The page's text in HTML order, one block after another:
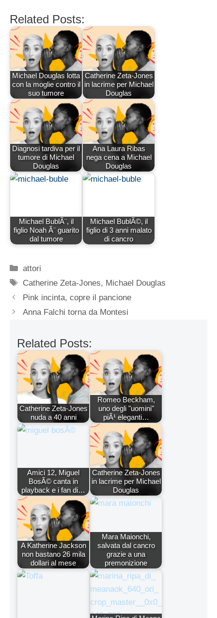
Related Posts:
Michael Douglas lotta
con la moglie contro il
suo tumore
Catherine Zeta-Jones
in lacrime per Michael
Douglas
Diagnosi tardiva per il
tumore di Michael
Douglas
Ana Laura Ribas
nega cena a Michael
Douglas
Michael BublÃ¨, il
figlio Noah Ã¨ guarito
dal tumore
Michael BublÃ©, il
figlio di 3 anni malato
di cancro
Categorie
attori
Tag
Catherine Zeta-Jones, Michael Douglas
Pink incinta, copre il pancione
Anna Falchi torna da Montesi
Related Posts:
Catherine Zeta-Jones
nuda a 40 anni
Romeo Beckham,
uno degli "uomini"
piÃ¹ eleganti…
Amici 12, Miguel
BosÃ© canta in
playback e i fan di…
Catherine Zeta-Jones
in lacrime per Michael
Douglas
A Katherine Jackson
non bastano 26 mila
dollari al mese
Mara Maionchi,
salvata dal cancro
grazie a una
premonizione